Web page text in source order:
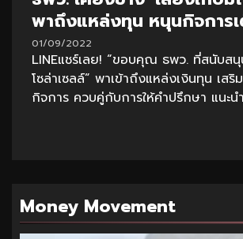
พาถึงแหล่งทุน หนุนกิจการ
01/09/2022
LINEแชร์เลย! “ขอบคุณ ธพว. ที่สนับสนุ
โซล่าเซลล์” พาเข้าถึงแหล่งเงินทุน เส
กิจการ ควบคู่กับการให้คำปรึกษา แนะน
Money Movement